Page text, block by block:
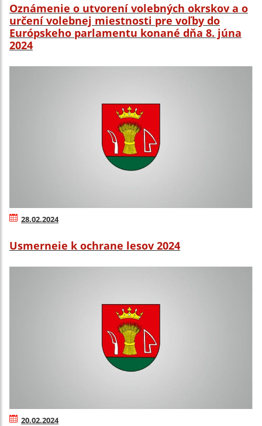
Oznámenie o utvorení volebných okrskov a o
určení volebnej miestnosti pre voľby do
Európskeho parlamentu konané dňa 8. júna
2024
28.02.2024
Usmerneie k ochrane lesov 2024
20.02.2024